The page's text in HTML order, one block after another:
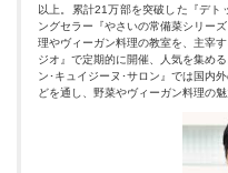
以上。累計21万部を突破した『デト
ングセラー『やさいの常備菜シリー
理やヴィーガン料理の教室を、主宰
ジオ』で定期的に開催、人気を集め
ン･キュイジーヌ･サロン』では国内
どを通し、野菜やヴィーガン料理の魅